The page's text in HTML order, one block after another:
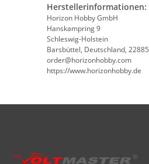
Herstellerinformationen:
Horizon Hobby GmbH
Hanskampring 9
Schleswig-Holstein
Barsbüttel, Deutschland, 22885
order@horizonhobby.com
https://www.horizonhobby.de